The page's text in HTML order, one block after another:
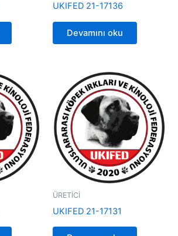
UKIFED 21-17136
Devamını oku
ÜRETİCİ
UKIFED 21-17131